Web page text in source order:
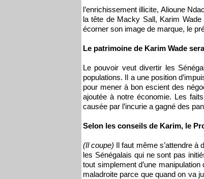
l’enrichissement illicite, Alioune
la tête de Macky Sall, Karim
écorner son image de marque, le
Le patrimoine de Karim Wade
Le pouvoir veut divertir les
populations. Il a une position
pour mener à bon escient des
ajoutée à notre économie. Les
causée par l’incurie a gagné des
Selon les conseils de Karim, le
(Il coupe) Il faut même s’attendre à
les Sénégalais qui ne sont pas
tout simplement d’une
maladroite parce que quand on va